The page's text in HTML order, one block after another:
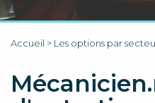
Accueil > Les options par